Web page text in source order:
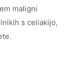
maligni
s celiakijo,